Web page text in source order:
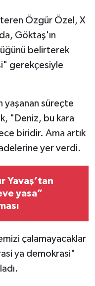
Özgür Özel, X
Göktaş'ın
belirterek
gerekçesiyle
yaşanan süreçte
"Deniz, bu kara
biridir. Ama artık
yer verdi.
Yavaş’tan
yasa”
çalamayacaklar
ya demokrasi"